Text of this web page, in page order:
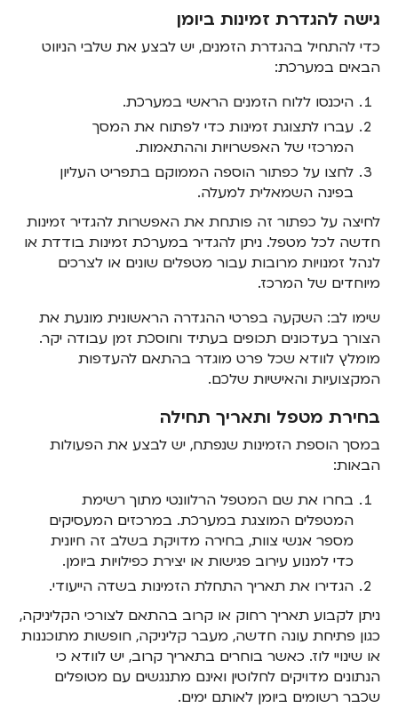
גישה להגדרת זמינות ביומן
כדי להתחיל בהגדרת הזמנים, יש לבצע את שלבי הניווט
הבאים במערכת:
היכנסו ללוח הזמנים הראשי במערכת.
עברו לתצוגת זמינות כדי לפתוח את המסך
המרכזי של האפשרויות וההתאמות.
לחצו על כפתור הוספה הממוקם בתפריט העליון
בפינה השמאלית למעלה.
לחיצה על כפתור זה פותחת את האפשרות להגדיר זמינות
חדשה לכל מטפל. ניתן להגדיר במערכת זמינות בודדת או
לנהל זמנויות מרובות עבור מטפלים שונים או לצרכים
מיוחדים של המרכז.
שימו לב: השקעה בפרטי ההגדרה הראשונית מונעת את
הצורך בעדכונים תכופים בעתיד וחוסכת זמן עבודה יקר.
מומלץ לוודא שכל פרט מוגדר בהתאם להעדפות
המקצועיות והאישיות שלכם.
בחירת מטפל ותאריך תחילה
במסך הוספת הזמינות שנפתח, יש לבצע את הפעולות
הבאות:
בחרו את שם המטפל הרלוונטי מתוך רשימת
המטפלים המוצגת במערכת. במרכזים המעסיקים
מספר אנשי צוות, בחירה מדויקת בשלב זה חיונית
כדי למנוע עירוב פגישות או יצירת כפילויות ביומן.
הגדירו את תאריך התחלת הזמינות בשדה הייעודי.
ניתן לקבוע תאריך רחוק או קרוב בהתאם לצורכי הקליניקה,
כגון פתיחת עונה חדשה, מעבר קליניקה, חופשות מתוכננות
או שינויי לוז. כאשר בוחרים בתאריך קרוב, יש לוודא כי
הנתונים מדויקים לחלוטין ואינם מתנגשים עם מטופלים
שכבר רשומים ביומן לאותם ימים.